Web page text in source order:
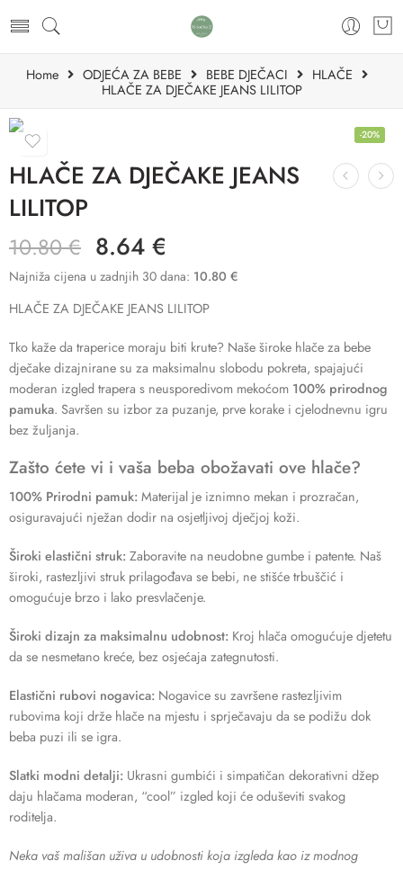
Home ODJEĆA ZA BEBE BEBE DJEČACI
HLAČE
HLAČE ZA DJEČAKE JEANS LILITOP
-20%
HLAČE ZA DJEČAKE JEANS
LILITOP
10.80€ 8.64 €
Najniža cijena u zadnjih 30 dana: 10.80 €
HLAČE ZA DJEČAKE JEANS LILITOP
Tko kaže da traperice moraju biti krute? Naše široke hlače za bebe
dječake dizajnirane su za maksimalnu slobodu pokreta, spajajući
moderan izgled trapera s neusporedivom mekoćom 100% prirodnog
pamuka. Savršen su izbor za puzanje, prve korake i cjelodnevnu igru
bez žuljanja.
Zašto ćete vi i vaša beba obožavati ove hlače?
100% Prirodni pamuk:Materijal je iznimno mekan i prozračan,
osiguravajući nježan dodir na osjetljivoj dječjoj koži.
Široki elastični struk:Zaboravite na neudobne gumbe i patente. Naš
široki, rastezljivi struk prilagođava se bebi, ne stišće trbuščić i
omogućuje brzo i lako presvlačenje.
Široki dizajn za maksimalnu udobnost: Kroj hlača omogućuje djetetu
da se nesmetano kreće, bez osjećaja zategnutosti.
Elastični rubovi nogavica: Nogavice su završene rastezljivim
rubovima koji drže hlače na mjestu i sprječavaju da se podižu dok
beba puzi ili se igra.
Slatki modni detalji: Ukrasni gumbići i simpatičan dekorativni džep
daju hlačama moderan, “cool” izgled koji će oduševiti svakog
roditelja.
Neka vaš mališan uživa u udobnosti koja izgleda kao iz modnog